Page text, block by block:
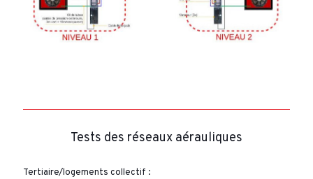
Tests des réseaux aérauliques
Tertiaire/logements collectif :